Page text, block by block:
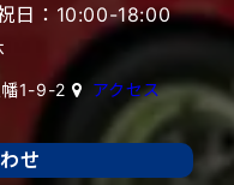
日：10:00-18:00
1-9-2 アクセス
せ